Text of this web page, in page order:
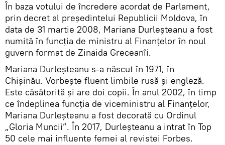
În baza votului de încredere acordat de Parlament,
prin decret al președintelui Republicii Moldova, în
data de 31 martie 2008, Mariana Durleșteanu a fost
numită în funcția de ministru al Finanțelor în noul
guvern format de Zinaida Greceanîi.
Mariana Durleșteanu s-a născut în 1971, în
Chișinău. Vorbește fluent limbile rusă și engleză.
Este căsătorită și are doi copii. În anul 2002, în timp
ce îndeplinea funcția de viceministru al Finanțelor,
Mariana Durleșteanu a fost decorată cu Ordinul
„Gloria Muncii”. În 2017, Durleșteanu a intrat în Top
50 cele mai influente femei al revistei Forbes.